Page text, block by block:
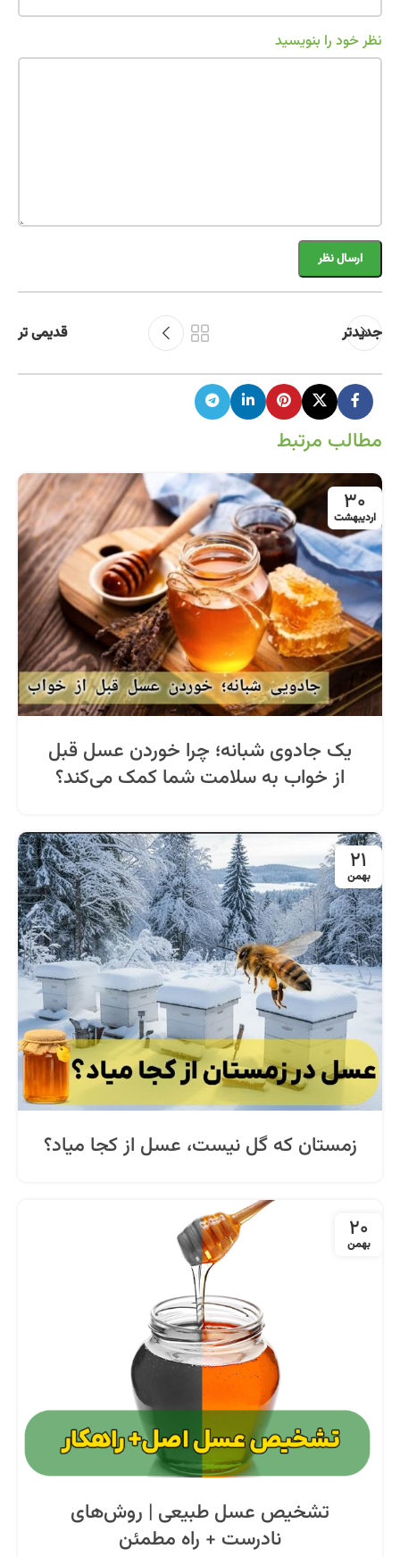
نظر خود را بنویسید
جدیدتر قدیمی تر
مطالب مرتبط
30
اردیبهشت
یک جادوی شبانه؛ چرا خوردن عسل قبل
از خواب به سلامت شما کمک می‌کند؟
21
بهمن
زمستان که گل نیست، عسل از کجا میاد؟
20
بهمن
تشخیص عسل طبیعی | روش‌های
نادرست + راه مطمئن